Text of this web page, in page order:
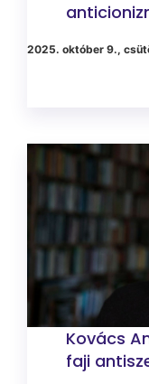
2025. október 9.,
Kovács
faji